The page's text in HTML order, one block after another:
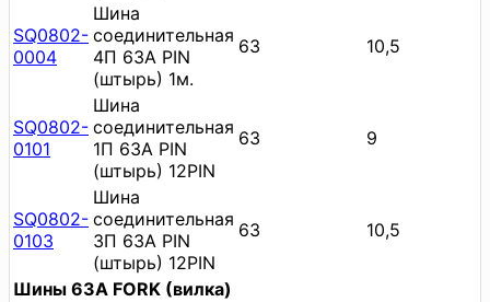
SQ0802-
0004
Шина
соединительная
4П 63A PIN
(штырь) 1м.
63 10,5
SQ0802-
0101
Шина
соединительная
1П 63А PIN
(штырь) 12PIN
63 9
SQ0802-
0103
Шина
соединительная
3П 63А PIN
(штырь) 12PIN
63 10,5
Шины 63A FORK (вилка)